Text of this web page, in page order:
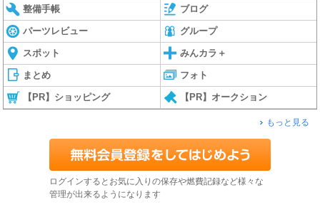
整備手帳 ブログ
パーツレビュー グループ
スポット みんカラ＋
まとめ フォト
【PR】ショッピング 【PR】オークション
もっと見る
ログインするとお気に入りの保存や燃費記録など様々な
管理が出来るようになります